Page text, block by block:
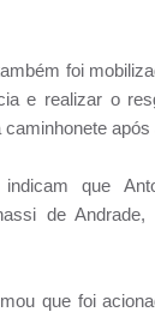
foi
e realizar o
após
indicam que
de
que foi